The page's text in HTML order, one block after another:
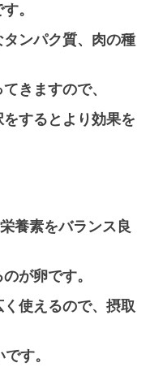
。
ンパク質、肉の種
きますので、
すると より効果を
養素をバランス良
が卵です。
使えるので、摂取
す。